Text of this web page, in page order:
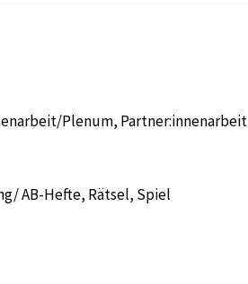
Plenum, Partner:innenarbeit
AB-Hefte, Rätsel, Spiel